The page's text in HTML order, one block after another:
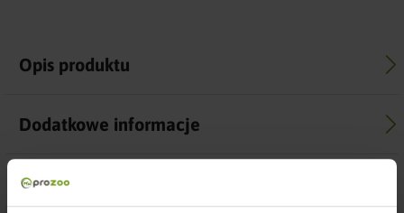
Opis produktu
Dodatkowe informacje